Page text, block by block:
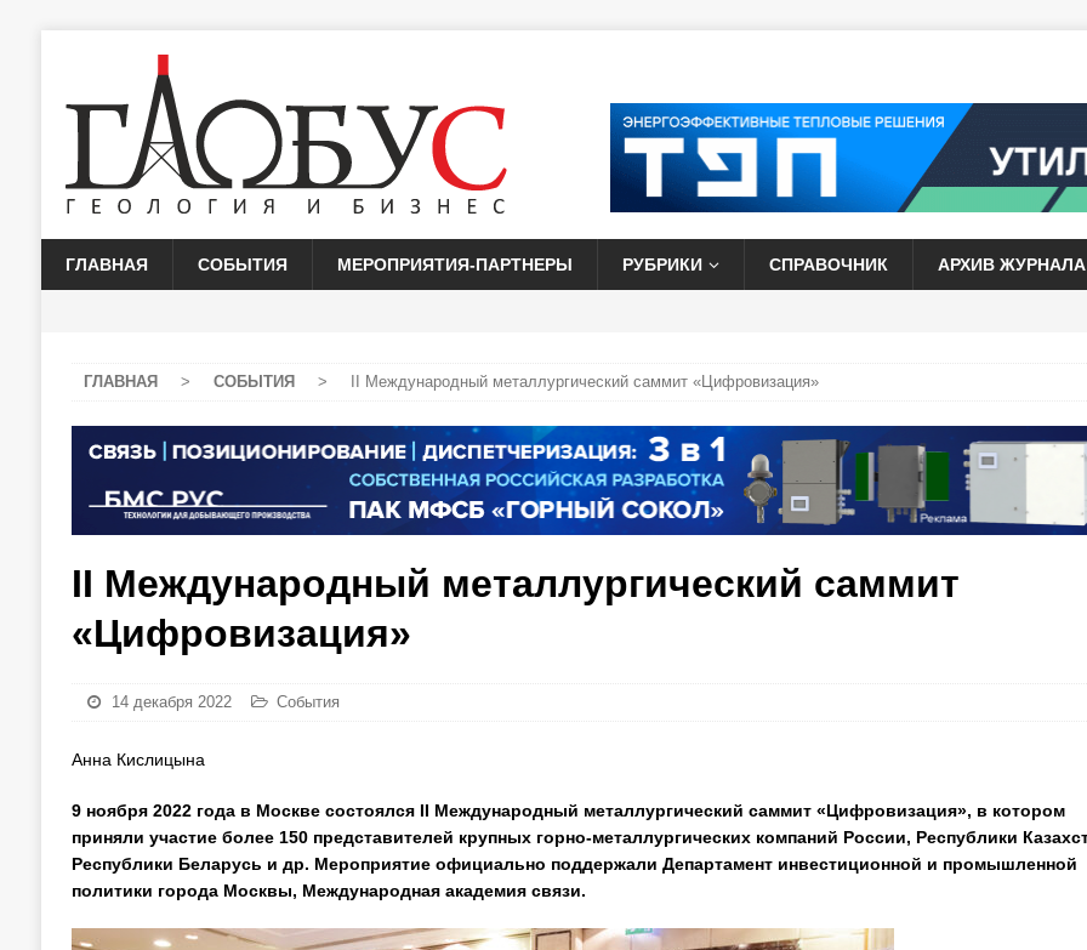
ГЛАВНАЯ СОБЫТИЯ МЕРОПРИЯТИЯ-ПАРТНЕРЫ РУБРИКИ СПРАВОЧНИК АРХИВ ЖУРНАЛА
ГЛАВНАЯ > СОБЫТИЯ > II Международный металлургический саммит «Цифровизация»
II Международный металлургический саммит
«Цифровизация»
14 декабря 2022 События
Анна Кислицына
9 ноября 2022 года в Москве состоялся II Международный металлургический саммит «Цифровизация», в котором
приняли участие более 150 представителей крупных горно-металлургических компаний России, Республики
Республики Беларусь и др. Мероприятие официально поддержали Департамент инвестиционной и промышленной
политики города Москвы, Международная академия связи.